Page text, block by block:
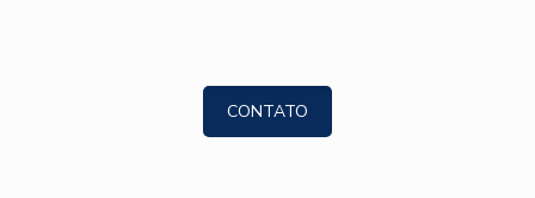
CONTATO